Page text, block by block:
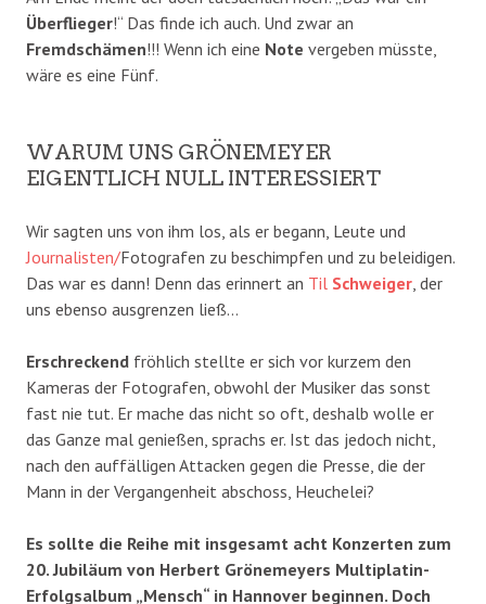
Überflieger!“ Das finde ich auch. Und zwar an
Fremdschämen!!! Wenn ich eine Note vergeben müsste,
wäre es eine Fünf.
WARUM UNS GRÖNEMEYER
EIGENTLICH NULL INTERESSIERT
Wir sagten uns von ihm los, als er begann, Leute und
Journalisten/Fotografen zu beschimpfen und zu beleidigen.
Das war es dann! Denn das erinnert an Til Schweiger , der
uns ebenso ausgrenzen ließ…
Erschreckend fröhlich stellte er sich vor kurzem den
Kameras der Fotografen, obwohl der Musiker das sonst
fast nie tut. Er mache das nicht so oft, deshalb wolle er
das Ganze mal genießen, sprachs er. Ist das jedoch nicht,
nach den auffälligen Attacken gegen die Presse, die der
Mann in der Vergangenheit abschoss, Heuchelei?
Es sollte die Reihe mit insgesamt acht Konzerten zum
20. Jubiläum von Herbert Grönemeyers Multiplatin-
Erfolgsalbum „Mensch“ in Hannover beginnen. Doch